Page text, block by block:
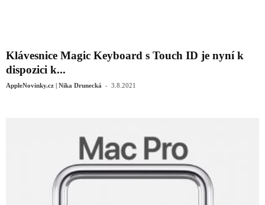
Klávesnice Magic Keyboard s Touch ID je nyní k
dispozici k...
AppleNovinky.cz | Nika Drunecká - 3.8.2021